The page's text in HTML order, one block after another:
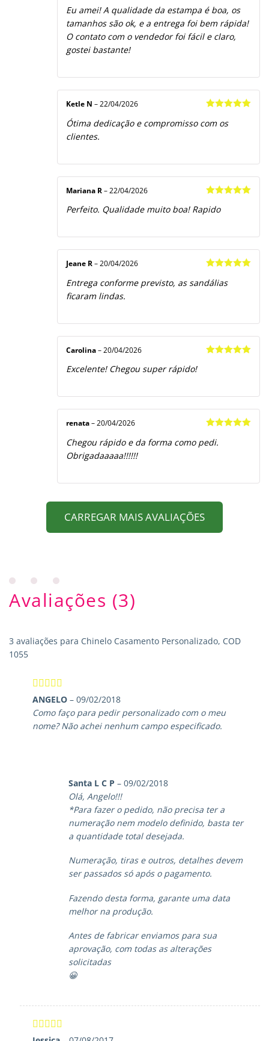
de 5
Eu amei! A qualidade da estampa é boa, os
tamanhos são ok, e a entrega foi bem rápida!
O contato com o vendedor foi fácil e claro,
gostei bastante!
de 5
Ketle N – 22/04/2026
Ótima dedicação e compromisso com os
clientes.
de 5
Mariana R – 22/04/2026
Perfeito. Qualidade muito boa! Rapido
de 5
Jeane R – 20/04/2026
Entrega conforme previsto, as sandálias
ficaram lindas.
Carolina – 20/04/2026
Excelente! Chegou super rápido!
de 5
renata – 20/04/2026
Chegou rápido e da forma como pedi.
Obrigadaaaaa!!!!!!
CARREGAR MAIS AVALIAÇÕES
Avaliações (3)
3 avaliações para Chinelo Casamento Personalizado, COD
1055
Avaliação
ANGELO– 09/02/2018
Como faço para pedir personalizado com o meu
nome? Não achei nenhum campo especificado.
Santa L C P– 09/02/2018
Olá, Angelo!!!
*Para fazer o pedido, não precisa ter a
numeração nem modelo definido, basta ter
a quantidade total desejada.
Numeração, tiras e outros, detalhes devem
ser passados só após o pagamento.
Fazendo desta forma, garante uma data
melhor na produção.
Antes de fabricar enviamos para sua
aprovação, com todas as alterações
solicitadas
😀
Avaliação5